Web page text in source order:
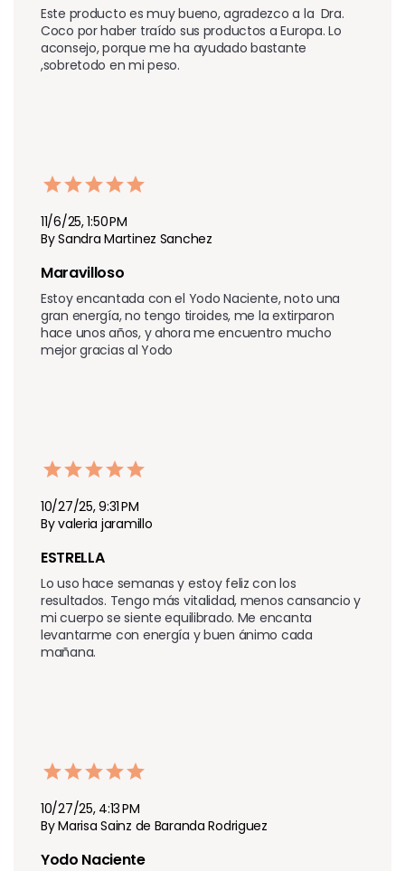
Este producto es muy bueno, agradezco a la  Dra.
Coco por haber traído sus productos a Europa. Lo
aconsejo, porque me ha ayudado bastante
,sobretodo en mi peso.
11/6/25, 1:50 PM
By Sandra Martinez Sanchez
Maravilloso
Estoy encantada con el Yodo Naciente, noto una
gran energía, no tengo tiroides, me la extirparon
hace unos años, y ahora me encuentro mucho
mejor gracias al Yodo
10/27/25, 9:31 PM
By valeria jaramillo
ESTRELLA
Lo uso hace semanas y estoy feliz con los
resultados. Tengo más vitalidad, menos cansancio y
mi cuerpo se siente equilibrado. Me encanta
levantarme con energía y buen ánimo cada
mañana.
10/27/25, 4:13 PM
By Marisa Sainz de Baranda Rodriguez
Yodo Naciente